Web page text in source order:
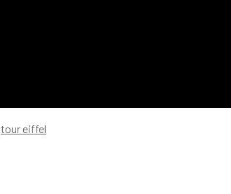
tour eiffel